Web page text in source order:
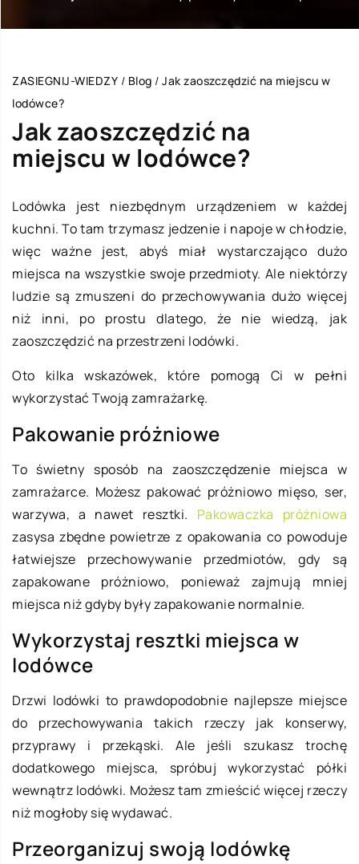
ZASIEGNIJ-WIEDZY / Blog / Jak zaoszczędzić na miejscu w
lodówce?
Jak zaoszczędzić na
miejscu w lodówce?
Lodówka jest niezbędnym urządzeniem w każdej
kuchni. To tam trzymasz jedzenie i napoje w chłodzie,
więc ważne jest, abyś miał wystarczająco dużo
miejsca na wszystkie swoje przedmioty. Ale niektórzy
ludzie są zmuszeni do przechowywania dużo więcej
niż inni, po prostu dlatego, że nie wiedzą, jak
zaoszczędzić na przestrzeni lodówki.
Oto kilka wskazówek, które pomogą Ci w pełni
wykorzystać Twoją zamrażarkę.
Pakowanie próżniowe
To świetny sposób na zaoszczędzenie miejsca w
zamrażarce. Możesz pakować próżniowo mięso, ser,
warzywa, a nawet resztki. Pakowaczka próżniowa
zasysa zbędne powietrze z opakowania co powoduje
łatwiejsze przechowywanie przedmiotów, gdy są
zapakowane próżniowo, ponieważ zajmują mniej
miejsca niż gdyby były zapakowanie normalnie.
Wykorzystaj resztki miejsca w
lodówce
Drzwi lodówki to prawdopodobnie najlepsze miejsce
do przechowywania takich rzeczy jak konserwy,
przyprawy i przekąski. Ale jeśli szukasz trochę
dodatkowego miejsca, spróbuj wykorzystać półki
wewnątrz lodówki. Możesz tam zmieścić więcej rzeczy
niż mogłoby się wydawać.
Przeorganizuj swoją lodówkę